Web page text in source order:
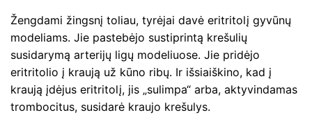
Žengdami žingsnį toliau, tyrėjai davė eritritolį gyvūnų
modeliams. Jie pastebėjo sustiprintą krešulių
susidarymą arterijų ligų modeliuose. Jie pridėjo
eritritolio į kraują už kūno ribų. Ir išsiaiškino, kad į
kraują įdėjus eritritolį, jis „sulimpa“ arba, aktyvindamas
trombocitus, susidarė kraujo krešulys.